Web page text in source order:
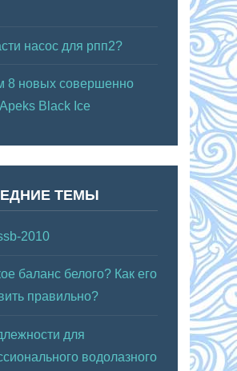
насос для рпп2?
8 новых совершенно
Black Ice
ТЕМЫ
2010
баланс белого? Как его
правильно?
для
водолазного